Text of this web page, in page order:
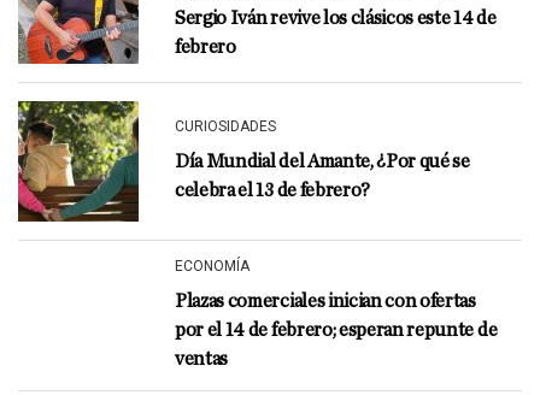
Sergio Iván revive los clásicos este 14 de
febrero
CURIOSIDADES
Día Mundial del Amante, ¿Por qué se
celebra el 13 de febrero?
ECONOMÍA
Plazas comerciales inician con ofertas
por el 14 de febrero; esperan repunte de
ventas